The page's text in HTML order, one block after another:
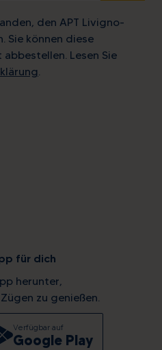
den APT Livigno-
Sie können diese
Lesen Sie
.
für dich
herunter,
zu genießen.
Verfügbar auf
Google Play